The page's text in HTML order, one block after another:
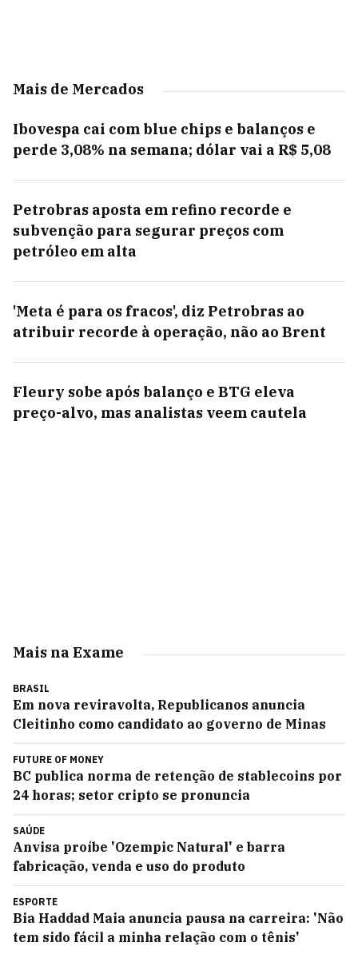
Mais de Mercados
Ibovespa cai com blue chips e balanços e
perde 3,08% na semana; dólar vai a R$ 5,08
Petrobras aposta em refino recorde e
subvenção para segurar preços com
petróleo em alta
'Meta é para os fracos', diz Petrobras ao
atribuir recorde à operação, não ao Brent
Fleury sobe após balanço e BTG eleva
preço-alvo, mas analistas veem cautela
Mais na Exame
BRASIL
Em nova reviravolta, Republicanos anuncia
Cleitinho como candidato ao governo de Minas
FUTURE OF MONEY
BC publica norma de retenção de stablecoins por
24 horas; setor cripto se pronuncia
SAÚDE
Anvisa proíbe 'Ozempic Natural' e barra
fabricação, venda e uso do produto
ESPORTE
Bia Haddad Maia anuncia pausa na carreira: 'Não
tem sido fácil a minha relação com o tênis'